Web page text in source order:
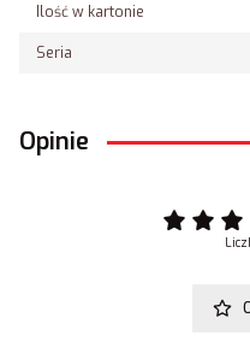
Ilość w kartonie
Seria
Opinie